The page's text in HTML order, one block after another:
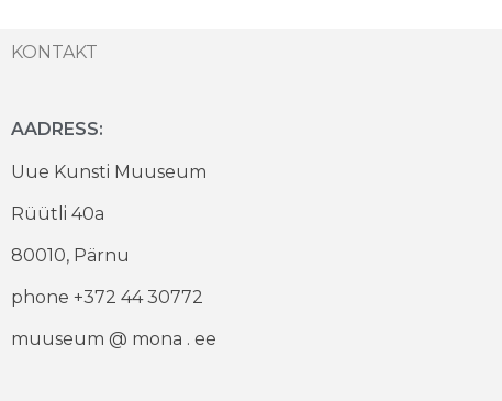
KONTAKT
AADRESS:
Uue Kunsti Muuseum
Rüütli 40a
80010, Pärnu
phone +372 44 30772
muuseum @ mona . ee